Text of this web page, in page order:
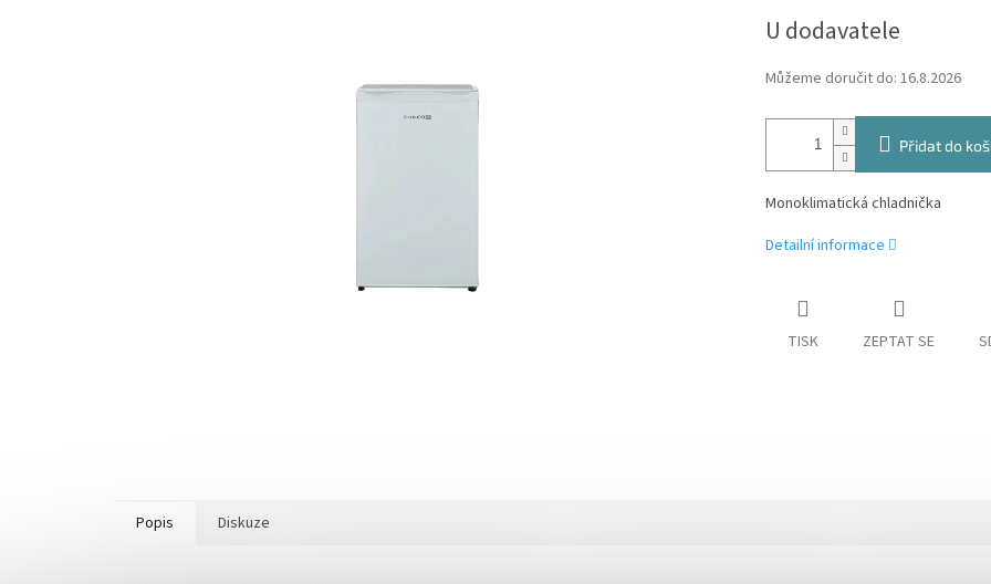
cena:
U dodavatele
Můžeme doručit do: 16.8.2026
Přidat do
Monoklimatická chladnička
Detailní informace
TISK ZEPTAT SE
Popis Diskuze